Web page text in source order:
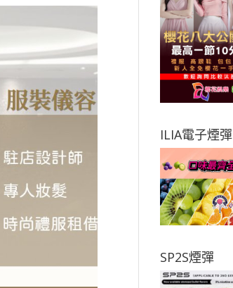
ILIA電子煙彈
SP2S煙彈